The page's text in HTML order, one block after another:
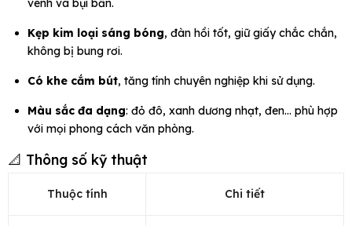
vênh và bụi bẩn.
Kẹp kim loại sáng bóng, đàn hồi tốt, giữ giấy chắc chắn,
không bị bung rơi.
Có khe cắm bút, tăng tính chuyên nghiệp khi sử dụng.
Màu sắc đa dạng: đỏ đô, xanh dương nhạt, đen… phù hợp
với mọi phong cách văn phòng.
📐 Thông số kỹ thuật
Thuộc tính Chi tiết